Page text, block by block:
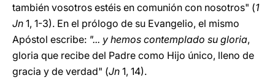
también vosotros estéis en comunión con nosotros" (1
Jn 1, 1-3). En el prólogo de su Evangelio, el mismo
Apóstol escribe: "... y hemos contemplado su gloria,
gloria que recibe del Padre como Hijo único, lleno de
gracia y de verdad" (Jn 1, 14).